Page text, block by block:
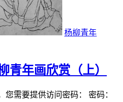
杨柳青年
青年画欣赏（上）
需要提供访问密码： 密码：